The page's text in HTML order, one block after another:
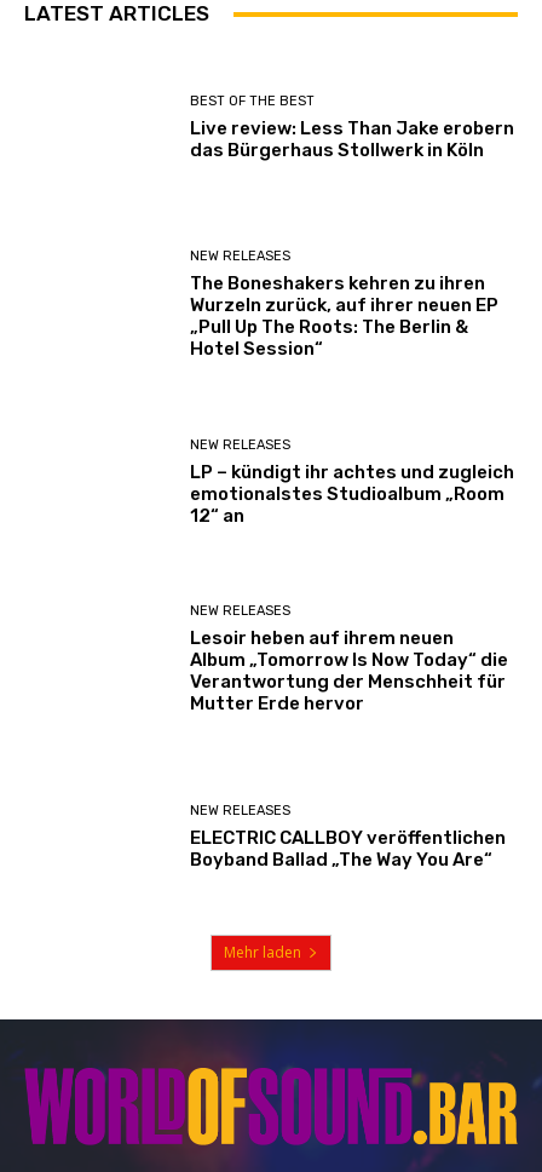
LATEST ARTICLES
BEST OF THE BEST
Live review: Less Than Jake erobern
das Bürgerhaus Stollwerk in Köln
NEW RELEASES
The Boneshakers kehren zu ihren
Wurzeln zurück, auf ihrer neuen EP
„Pull Up The Roots: The Berlin &
Hotel Session“
NEW RELEASES
LP – kündigt ihr achtes und zugleich
emotionalstes Studioalbum „Room
12“ an
NEW RELEASES
Lesoir heben auf ihrem neuen
Album „Tomorrow Is Now Today“ die
Verantwortung der Menschheit für
Mutter Erde hervor
NEW RELEASES
ELECTRIC CALLBOY veröffentlichen
Boyband Ballad „The Way You Are“
Mehr laden